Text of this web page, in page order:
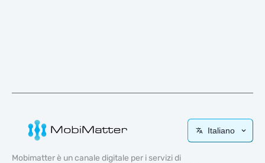
Italiano
Mobimatter è un canale digitale per i servizi di